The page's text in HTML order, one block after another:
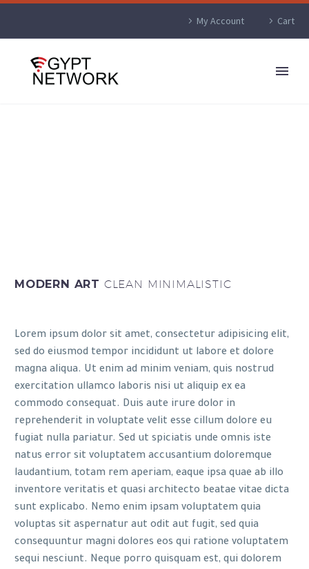
My Account Cart
MODERN ART CLEAN MINIMALISTIC
Lorem ipsum dolor sit amet, consectetur adipisicing elit,
sed do eiusmod tempor incididunt ut labore et dolore
magna aliqua. Ut enim ad minim veniam, quis nostrud
exercitation ullamco laboris nisi ut aliquip ex ea
commodo consequat. Duis aute irure dolor in
reprehenderit in voluptate velit esse cillum dolore eu
fugiat nulla pariatur. Sed ut spiciatis unde omnis iste
natus error sit voluptatem accusantium doloremque
laudantium, totam rem aperiam, eaque ipsa quae ab illo
inventore veritatis et quasi architecto beatae vitae dicta
sunt explicabo. Nemo enim ipsam voluptatem quia
voluptas sit aspernatur aut odit aut fugit, sed quia
consequuntur magni dolores eos qui ratione voluptatem
sequi nesciunt. Neque porro quisquam est, qui dolorem